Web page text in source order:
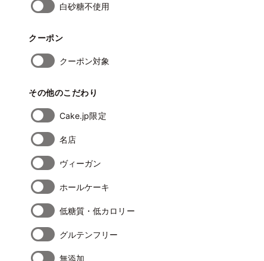
白砂糖不使用
クーポン
クーポン対象
その他のこだわり
Cake.jp限定
名店
ヴィーガン
ホールケーキ
低糖質・低カロリー
グルテンフリー
無添加